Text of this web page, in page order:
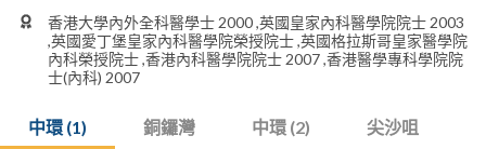
香港大學內外全科醫學士 2000 ,英國皇家內科醫學院院士 2003
,英國愛丁堡皇家內科醫學院榮授院士 ,英國格拉斯哥皇家醫學院
內科榮授院士 ,香港內科醫學院院士 2007 ,香港醫學專科學院院
士(內科) 2007
中環 (1) 銅鑼灣 中環 (2) 尖沙咀